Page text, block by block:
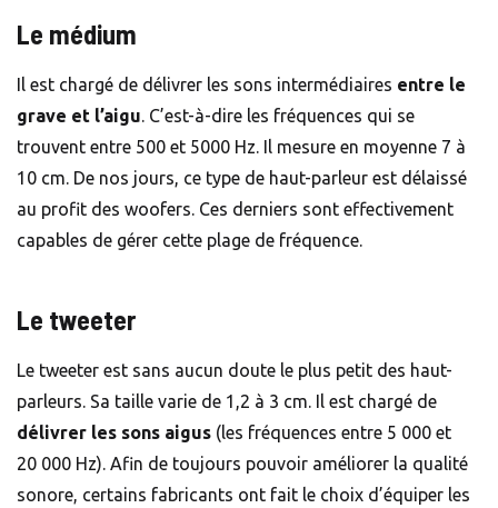
Le médium
Il est chargé de délivrer les sons intermédiaires entre le
grave et l’aigu. C’est-à-dire les fréquences qui se
trouvent entre 500 et 5000 Hz. Il mesure en moyenne 7 à
10 cm. De nos jours, ce type de haut-parleur est délaissé
au profit des woofers. Ces derniers sont effectivement
capables de gérer cette plage de fréquence.
Le tweeter
Le tweeter est sans aucun doute le plus petit des haut-
parleurs. Sa taille varie de 1,2 à 3 cm. Il est chargé de
délivrer les sons aigus (les fréquences entre 5 000 et
20 000 Hz). Afin de toujours pouvoir améliorer la qualité
sonore, certains fabricants ont fait le choix d’équiper les